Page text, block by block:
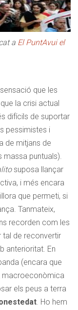
a El PuntAvui el
que les
la crisi actual
difícils de suportar
pessimistes i
de mitjans de
puntuals).
suposa llançar
i més encara
que permeti, si
Tanmateix,
recorden com les
tal de reconvertir
anterioritat. En
(encara que
macroeconòmica
els peus a terra
. Ho hem